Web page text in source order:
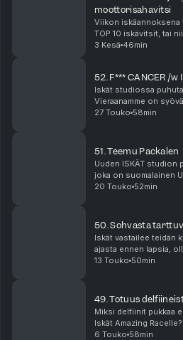
moottorisahavitsi
Viikon iskäannoksena
TOP 10 iskävitsit, tai
lehti. Pitääkö listaus
3 Kesä 46min
52. F*** CANCER /w
Iskät studiossa
Vieraanamme on
Sorsa, joka btw on
27 Touko 58min
51. Teemu Packalen
Uuden ISKÄT studion
joka on suomalainen
reality-sarjojen
20 Touko 52min
50. Sohvasta
Iskät vastailee teidän
ajasta ennen lapsia,
kalsareissa vai ilman,
13 Touko 50min
49. Totuus
Miksi delfiinit pukkaa
Iskät Amazing
jaksossa puhutaan
6 Touko 58min